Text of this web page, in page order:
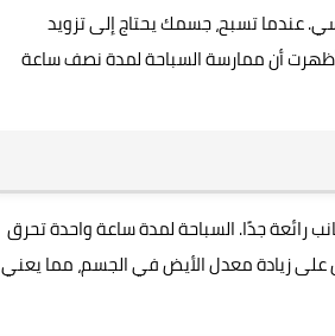
عندما تسبح، جسمك يحتاج إلى تزويد
أن ممارسة السباحة لمدة نصف ساعة
رائعة جدًا. السباحة لمدة ساعة واحدة تحرق
تعمل على زيادة معدل الأيض في الجسم، مما يعني